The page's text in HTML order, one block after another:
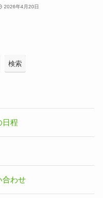
2026年4月20日
検索
日程
合わせ